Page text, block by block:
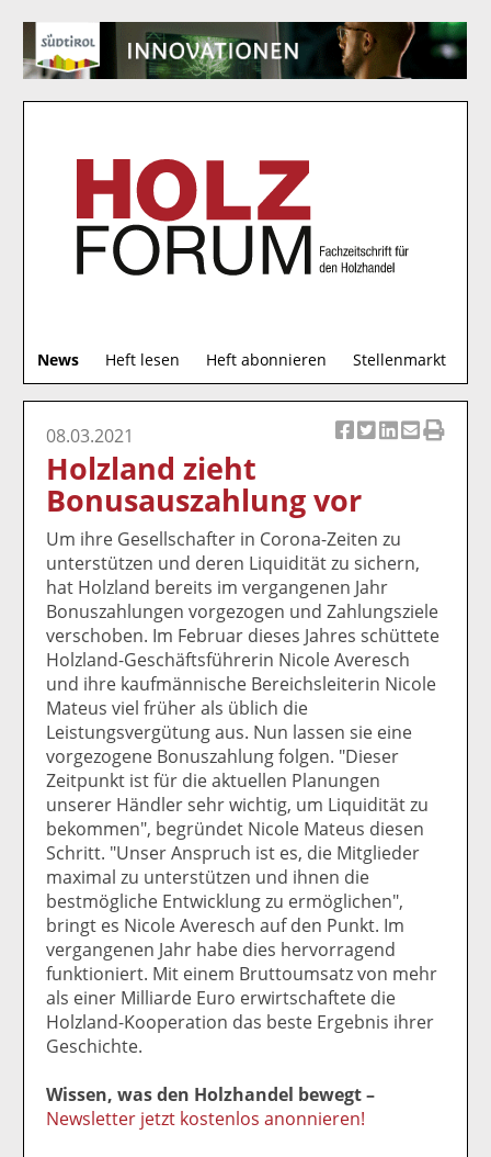
News Heft lesen Heft abonnieren Stellenmarkt
u
c
k
el
a
uf
F
ac
e
b
o
k
te
il
e
n
k
t
wi
tt
er
n
a
uf
Li
n
k
e
di
n
te
il
e
n
er
E
m
ai
l
v
se
d
e
n
ck
e
n
08.03.2021
Holzland zieht
Bonusauszahlung vor
Um ihre Gesellschafter in Corona-Zeiten zu
unterstützen und deren Liquidität zu sichern,
hat Holzland bereits im vergangenen Jahr
Bonuszahlungen vorgezogen und Zahlungsziele
verschoben. Im Februar dieses Jahres schüttete
Holzland-Geschäftsführerin Nicole Averesch
und ihre kaufmännische Bereichsleiterin Nicole
Mateus viel früher als üblich die
Leistungsvergütung aus. Nun lassen sie eine
vorgezogene Bonuszahlung folgen. "Dieser
Zeitpunkt ist für die aktuellen Planungen
unserer Händler sehr wichtig, um Liquidität zu
bekommen", begründet Nicole Mateus diesen
Schritt. "Unser Anspruch ist es, die Mitglieder
maximal zu unterstützen und ihnen die
bestmögliche Entwicklung zu ermöglichen",
bringt es Nicole Averesch auf den Punkt. Im
vergangenen Jahr habe dies hervorragend
funktioniert. Mit einem Bruttoumsatz von mehr
als einer Milliarde Euro erwirtschaftete die
Holzland-Kooperation das beste Ergebnis ihrer
Geschichte.
Wissen, was den Holzhandel bewegt –
Newsletter jetzt kostenlos anonnieren!